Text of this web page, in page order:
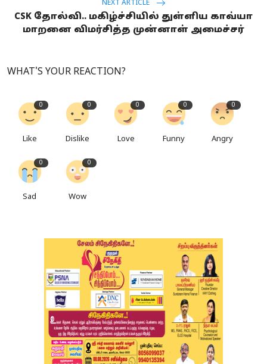
NEXT ARTICLE
CSK தோல்வி.. மகிழ்ச்சியில் துள்ளிய காவ்யா
மாறனை விமர்சித்த முன்னாள் அமைச்சர்
WHAT'S YOUR REACTION?
0
Like
0
Dislike
0
Love
0
Funny
0
Angry
0
Sad
0
Wow